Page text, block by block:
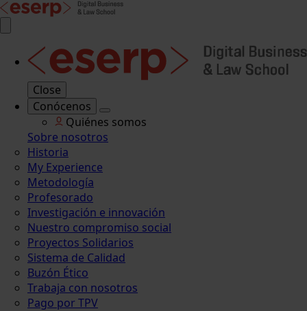
Close
Conócenos
Quiénes somos
Sobre nosotros
Historia
My Experience
Metodología
Profesorado
Investigación e innovación
Nuestro compromiso social
Proyectos Solidarios
Sistema de Calidad
Buzón Ético
Trabaja con nosotros
Pago por TPV